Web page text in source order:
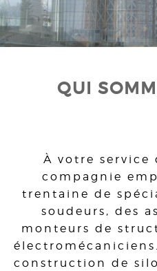
QUI
À votre service
compagnie
trentaine de
soudeurs, des
monteurs de
construction de